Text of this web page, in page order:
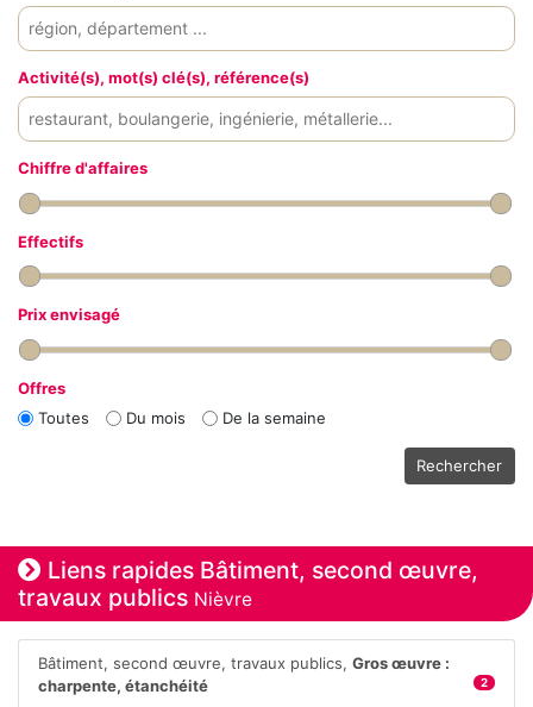
Activité(s), mot(s) clé(s), référence(s)
Chiffre d'affaires
Effectifs
Prix envisagé
Offres
Toutes
Du mois De la semaine
Rechercher
Liens rapides Bâtiment, second œuvre,
travaux publics Nièvre
Bâtiment, second œuvre, travaux publics,Gros œuvre :
charpente, étanchéité
2